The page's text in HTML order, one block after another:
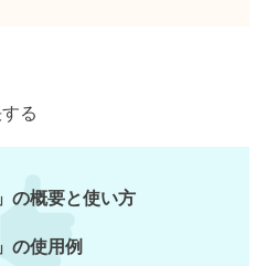
る
の概要と使い方
の使用例